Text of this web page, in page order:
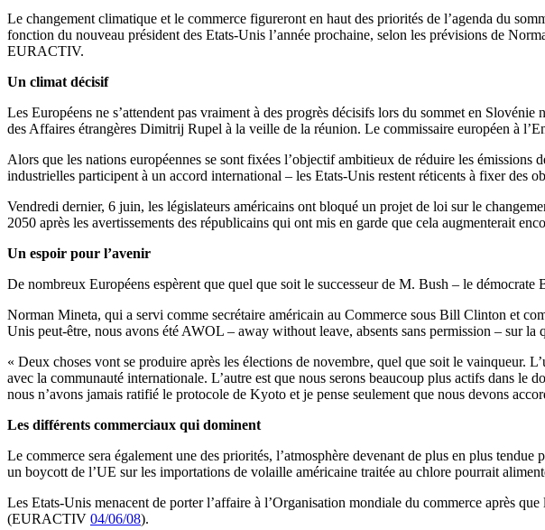
Le changement climatique et le commerce figureront en haut des priorités de l’agenda du
fonction du nouveau président des Etats-Unis l’année prochaine, selon les prévisions de
EURACTIV.
Un climat décisif
Les Européens ne s’attendent pas vraiment à des progrès décisifs lors du sommet en
des Affaires étrangères Dimitrij Rupel à la veille de la réunion. Le commissaire européen à
Alors que les nations européennes se sont fixées l’objectif ambitieux de réduire les
industrielles participent à un accord international – les Etats-Unis restent réticents à fixer des
Vendredi dernier, 6 juin, les législateurs américains ont bloqué un projet de loi sur le
2050 après les avertissements des républicains qui ont mis en garde que cela augmenterait
Un espoir pour l’avenir
De nombreux Européens espèrent que quel que soit le successeur de M. Bush – le
Norman Mineta, qui a servi comme secrétaire américain au Commerce sous Bill Clinton et
Unis peut-être, nous avons été AWOL – away without leave, absents sans permission – sur
« Deux choses vont se produire après les élections de novembre, quel que soit le vainqueur.
avec la communauté internationale. L’autre est que nous serons beaucoup plus actifs dans le
nous n’avons jamais ratifié le protocole de Kyoto et je pense seulement que nous devons
Les différents commerciaux qui dominent
Le commerce sera également une des priorités, l’atmosphère devenant de plus en plus
un boycott de l’UE sur les importations de volaille américaine traitée au chlore pourrait
Les Etats-Unis menacent de porter l’affaire à l’Organisation mondiale du commerce après
(EURACTIV 04/06/08).